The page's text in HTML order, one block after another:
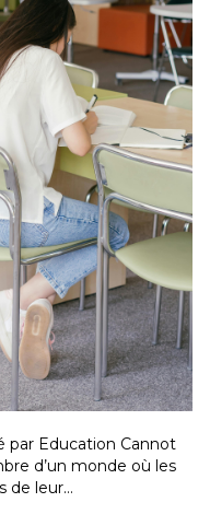
d’un système
voire à…
de la guerre, des
de
par Education Cannot
d’un monde où les
de leur…